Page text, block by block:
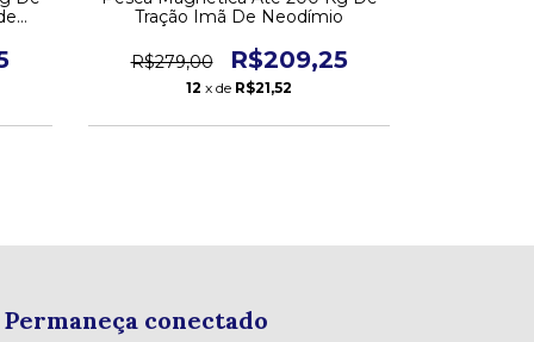
Tração Imã De Neodímio
R$279,00 R$209,25
12 x de R$21,52
Permaneça conectado